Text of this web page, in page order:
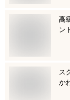
高
ン
ス
か